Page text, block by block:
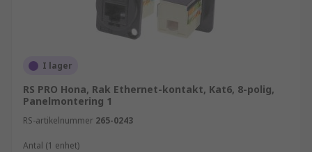
I lager
RS PRO Hona, Rak Ethernet-kontakt, Kat6, 8-polig,
Panelmontering 1
RS-artikelnummer 265-0243
Antal (1 enhet)